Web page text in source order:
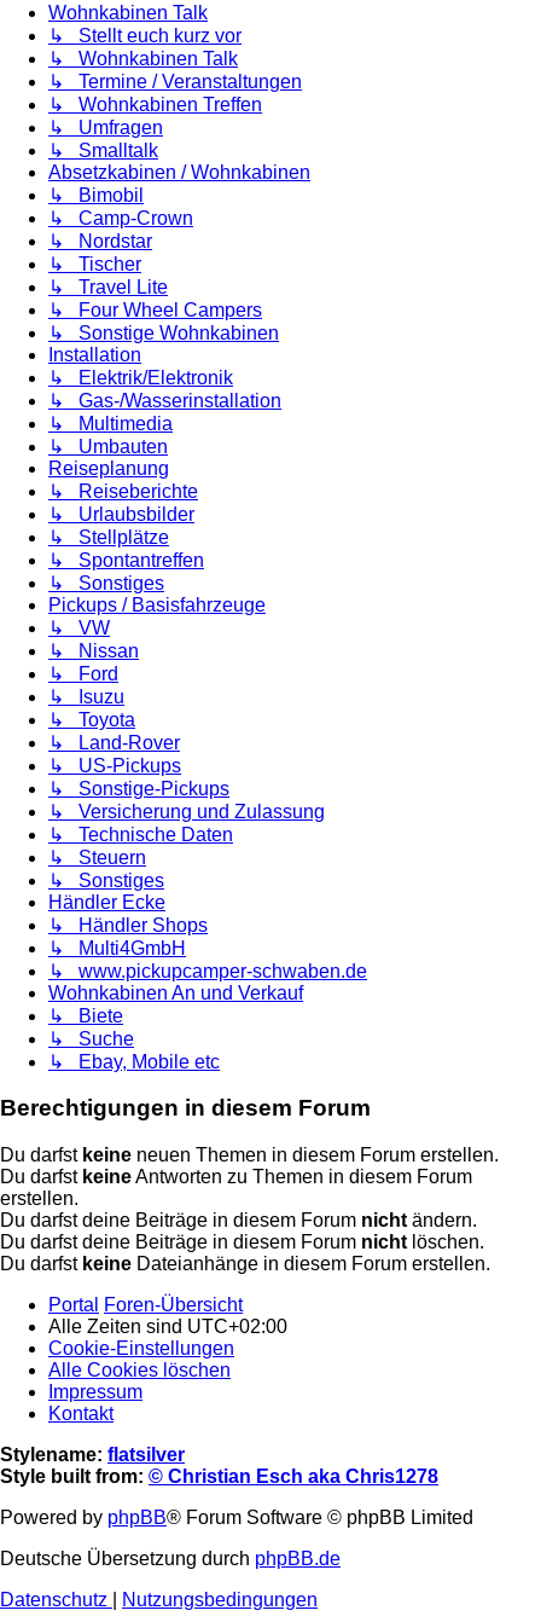
Wohnkabinen Talk
↳ Stellt euch kurz vor
↳ Wohnkabinen Talk
↳ Termine / Veranstaltungen
↳ Wohnkabinen Treffen
↳ Umfragen
↳ Smalltalk
Absetzkabinen / Wohnkabinen
↳ Bimobil
↳ Camp-Crown
↳ Nordstar
↳ Tischer
↳ Travel Lite
↳ Four Wheel Campers
↳ Sonstige Wohnkabinen
Installation
↳ Elektrik/Elektronik
↳ Gas-/Wasserinstallation
↳ Multimedia
↳ Umbauten
Reiseplanung
↳ Reiseberichte
↳ Urlaubsbilder
↳ Stellplätze
↳ Spontantreffen
↳ Sonstiges
Pickups / Basisfahrzeuge
↳ VW
↳ Nissan
↳ Ford
↳ Isuzu
↳ Toyota
↳ Land-Rover
↳ US-Pickups
↳ Sonstige-Pickups
↳ Versicherung und Zulassung
↳ Technische Daten
↳ Steuern
↳ Sonstiges
Händler Ecke
↳ Händler Shops
↳ Multi4GmbH
↳ www.pickupcamper-schwaben.de
Wohnkabinen An und Verkauf
↳ Biete
↳ Suche
↳ Ebay, Mobile etc
Berechtigungen in diesem Forum
Du darfst keine neuen Themen in diesem Forum erstellen.
Du darfst keineAntworten zu Themen in diesem Forum
erstellen.
Du darfst deine Beiträge in diesem Forum nicht ändern.
Du darfst deine Beiträge in diesem Forum nicht löschen.
Du darfst keine Dateianhänge in diesem Forum erstellen.
Portal
Foren-Übersicht
Alle Zeiten sind UTC+02:00
Cookie-Einstellungen
Alle Cookies löschen
Impressum
Kontakt
Stylename: flatsilver
Style built from: © Christian Esch aka Chris1278
Powered by phpBB® Forum Software © phpBB Limited
Deutsche Übersetzung durch phpBB.de
Datenschutz
Nutzungsbedingungen